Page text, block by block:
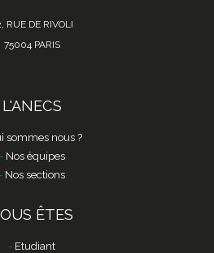
RUE DE RIVOLI
75004 PARIS
L'ANECS
sommes nous ?
Nos équipes
Nos sections
ÊTES
Etudiant